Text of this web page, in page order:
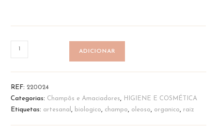
Quantidade
de
Champô
-
Cabelo
ADICIONAR
REF:220024
Categorias: Champôs e Amaciadores
HIGIENE E COSMÉTICA
Etiquetas: artesanal biologico champo oleoso organico raiz